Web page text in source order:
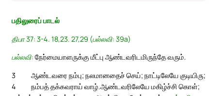
பதிலுரைப் பாடல்
திபா 37: 3-4. 18,23. 27,29 (பல்லவி: 39a)
பல்லவி: நேர்மையாளருக்கு மீட்பு ஆண்டவரிடமிருந்தே வரும்.
3
ஆண்டவரை நம்பு; நலமானதைச் செய்; நாட்டிலேயே குடியிரு;
நம்பத் தக்கவராய் வாழ்.
4
ஆண்டவரிலேயே மகிழ்ச்சி கொள்;